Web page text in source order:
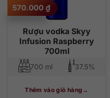
Rượu vodka Skyy
Infusion Raspberry
700ml
570.000 ₫
700 ml 37.5%
Thêm vào giỏ hàng